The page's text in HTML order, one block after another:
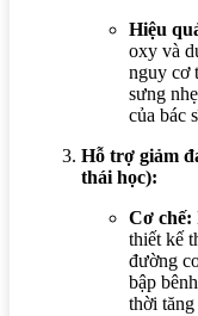
Hiệu
oxy và
nguy cơ
sưng
của bác
Hỗ trợ giảm
thái học):
Cơ chế:
thiết kế
đường
bập
thời